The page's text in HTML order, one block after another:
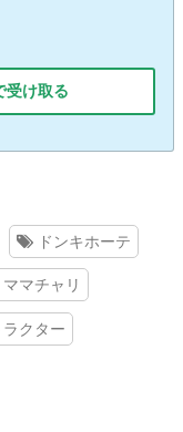
受け取る
ドンキホーテ
ママチャリ
ラクター